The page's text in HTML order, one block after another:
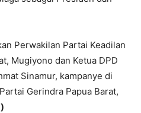
Perwakilan Partai Keadilan
Mugiyono dan Ketua DPD
Sinamur, kampanye di
Gerindra Papua Barat,